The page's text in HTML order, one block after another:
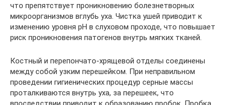
что препятствует проникновению болезнетворных
микроорганизмов вглубь уха. Чистка ушей приводит к
изменению уровня pH в слуховом проходе, что повышает
риск проникновения патогенов внутрь мягких тканей.
Костный и перепончато-хрящевой отделы соединены
между собой узким перешейком. При неправильном
проведении гигиенических процедур серные массы
проталкиваются внутрь уха, за перешеек, что